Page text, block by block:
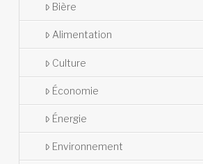
Bière
Alimentation
Culture
Économie
Énergie
Environnement